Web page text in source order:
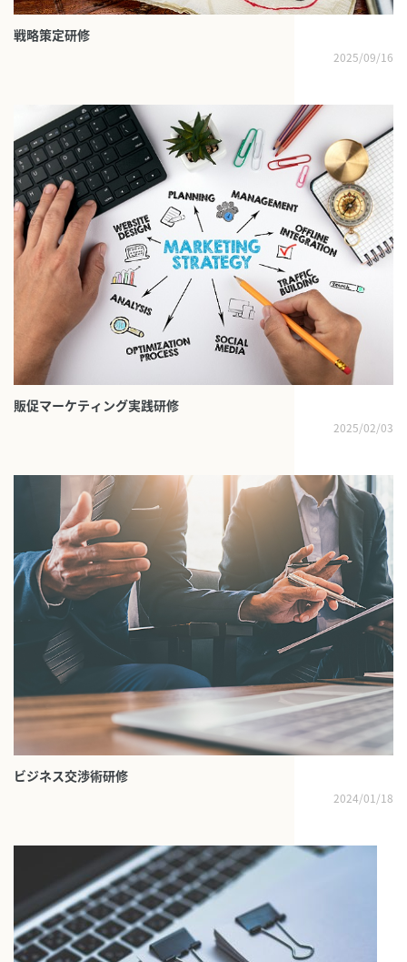
戦略策定研修
2025/09/16
販促マーケティング実践研修
2025/02/03
ビジネス交渉術研修
2024/01/18